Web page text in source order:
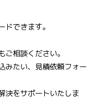
ドできます。
相談ください。
みたい、見積依頼フォー
決をサポートいたしま